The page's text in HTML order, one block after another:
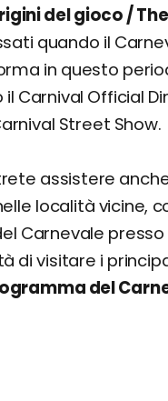
del gioco /
quando il
in questo
Carnival Official
Street Show.
assistere
località vicine,
Carnevale
di visitare i
del